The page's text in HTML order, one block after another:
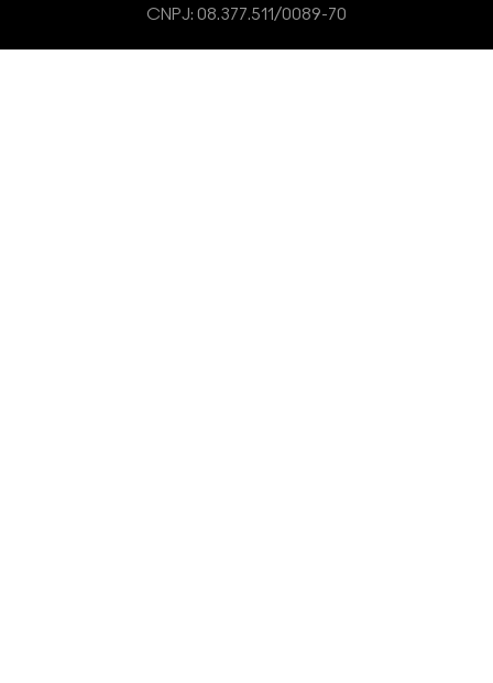
CNPJ: 08.377.511/0089-70